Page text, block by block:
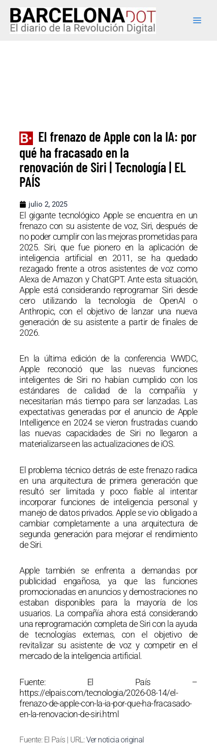
contenido
El frenazo de Apple con la IA: por
qué ha fracasado en la
renovación de Siri | Tecnología | EL
PAÍS
julio 2, 2025
El gigante tecnológico Apple se encuentra en un
frenazo con su asistente de voz, Siri, después de
no poder cumplir con las mejoras prometidas para
2025. Siri, que fue pionero en la aplicación de
inteligencia artificial en 2011, se ha quedado
rezagado frente a otros asistentes de voz como
Alexa de Amazon y ChatGPT. Ante esta situación,
Apple está considerando reprogramar Siri desde
cero utilizando la tecnología de OpenAI o
Anthropic, con el objetivo de lanzar una nueva
generación de su asistente a partir de finales de
2026.
En la última edición de la conferencia WWDC,
Apple reconoció que las nuevas funciones
inteligentes de Siri no habían cumplido con los
estándares de calidad de la compañía y
necesitarían más tiempo para ser lanzadas. Las
expectativas generadas por el anuncio de Apple
Intelligence en 2024 se vieron frustradas cuando
las nuevas capacidades de Siri no llegaron a
materializarse en las actualizaciones de iOS.
El problema técnico detrás de este frenazo radica
en una arquitectura de primera generación que
resultó ser limitada y poco fiable al intentar
incorporar funciones de inteligencia personal y
manejo de datos privados. Apple se vio obligado a
cambiar completamente a una arquitectura de
segunda generación para mejorar el rendimiento
de Siri.
Apple también se enfrenta a demandas por
publicidad engañosa, ya que las funciones
promocionadas en anuncios y demostraciones no
estaban disponibles para la mayoría de los
usuarios. La compañía ahora está considerando
una reprogramación completa de Siri con la ayuda
de tecnologías externas, con el objetivo de
revitalizar su asistente de voz y competir en el
mercado de la inteligencia artificial.
Fuente: El País –
https://elpais.com/tecnologia/2026-08-14/el-
frenazo-de-apple-con-la-ia-por-que-ha-fracasado-
en-la-renovacion-de-siri.html
Fuente: El País | URL:Ver noticia original